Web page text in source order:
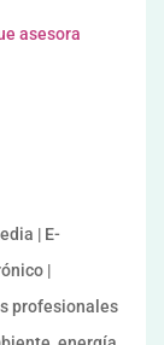
asesora
| E-
|
profesionales